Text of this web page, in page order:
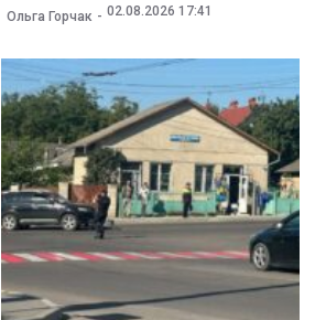
Ольга Горчак 02.08.2026 17:41